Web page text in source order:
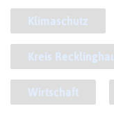
Klimaschutz
Kreis
Wirtschaft